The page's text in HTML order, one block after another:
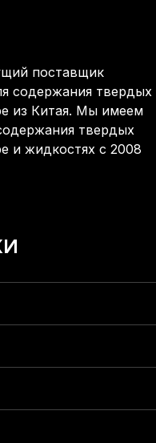
поставщик
содержания твердых
из Китая. Мы имеем
твердых
и жидкостях с 2008